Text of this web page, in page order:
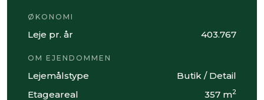
ØKONOMI
Leje pr. år 403.767
OM EJENDOMMEN
Lejemålstype
Butik / Detail
Etageareal
357 m2